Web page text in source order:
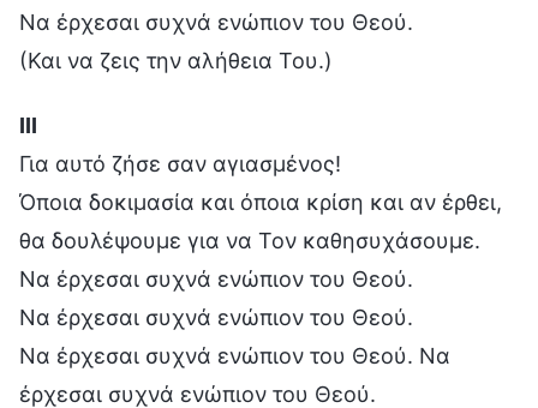
Να έρχεσαι συχνά ενώπιον του Θεού.
(Και να ζεις την αλήθεια Του.)
III
Για αυτό ζήσε σαν αγιασμένος!
Όποια δοκιμασία και όποια κρίση και αν έρθει,
θα δουλέψουμε για να Τον καθησυχάσουμε.
Να έρχεσαι συχνά ενώπιον του Θεού.
Να έρχεσαι συχνά ενώπιον του Θεού.
Να έρχεσαι συχνά ενώπιον του Θεού. Να
έρχεσαι συχνά ενώπιον του Θεού.